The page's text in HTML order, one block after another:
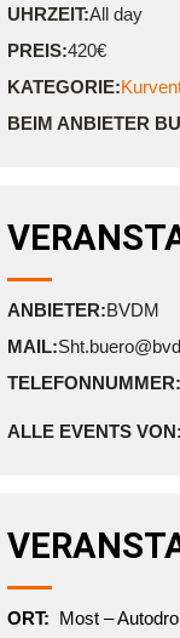
UHRZEIT:All day
PREIS:420€
KATEGORIE:
BEIM ANBIETER
ANBIETER:BVDM
MAIL:
TELEFONNUMMER:
ALLE EVENTS VON:
ORT: Most –